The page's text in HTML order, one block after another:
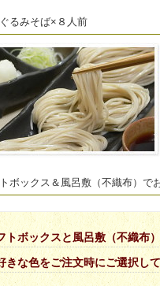
るみそば×８人前
ボックス＆風呂敷（不織布）で
トボックスと風呂敷（不織布
きな色をご注文時にご選択して